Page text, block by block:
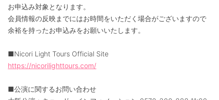
お申込み対象となります。
会員情報の反映までにはお時間をいただく場合がございますので
余裕を持ったお申込みをお願いいたします。
■Nicori Light Tours Official Site
https://nicorilighttours.com/
■公演に関するお問い合わせ